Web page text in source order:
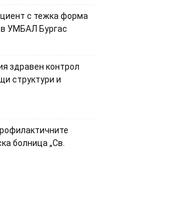
с тежка форма
в УМБАЛ Бургас
здравен контрол
структури и
болница „Св.